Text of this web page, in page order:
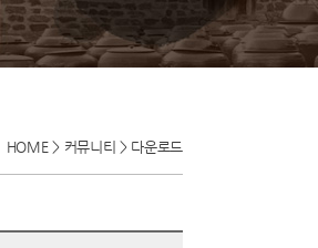
HOME > 커뮤니티 > 다운로드